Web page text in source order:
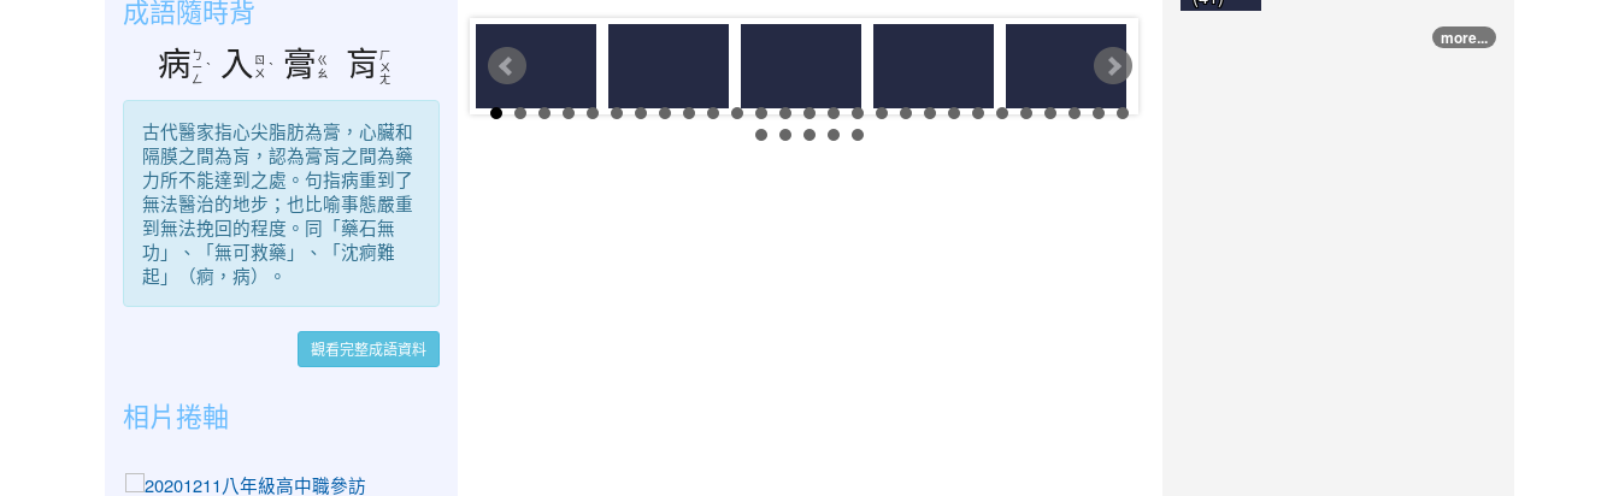
成語隨時背
病 ㄅ
ㄧ
ㄥ
ˋ 入 ㄖ
ㄨ ˋ 膏 ㄍ
ㄠ
肓ㄏ
ㄨ
ㄤ
古代醫家指心尖脂肪為膏，心臟和
隔膜之間為肓，認為膏肓之間為藥
力所不能達到之處。句指病重到了
無法醫治的地步；也比喻事態嚴重
到無法挽回的程度。同「藥石無
功」、「無可救藥」、「沈痾難
起」（痾，病）。
觀看完整成語資料
相片捲軸
more...